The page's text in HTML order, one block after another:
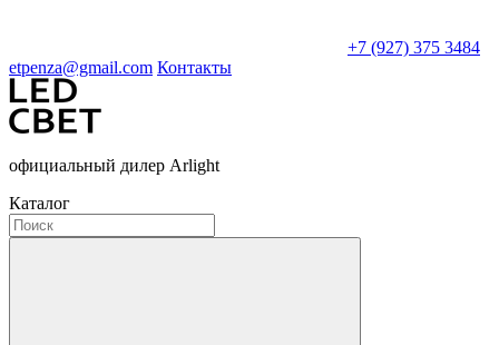
+7 (927) 375 3484
etpenza@gmail.com Контакты
официальный дилер Arlight
Каталог